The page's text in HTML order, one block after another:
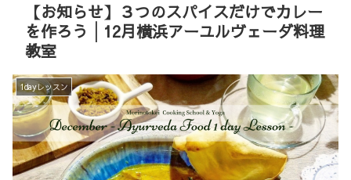
【お知らせ】３つのスパイスだけでカレー
を作ろう│12月横浜アーユルヴェーダ料理
教室
1dayレッスン